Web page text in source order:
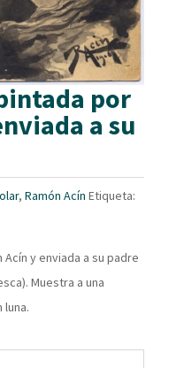
por
a su
, Ramón Acín Etiqueta:
y enviada a su padre
Muestra a una
luna.